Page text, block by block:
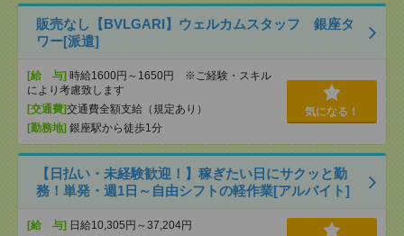
販売なし【BVLGARI】ウェルカムスタッフ 銀座タ
ワー[派遣]
[給 与] 時給1600円～1650円 ※ご経験・スキル
により考慮致します
[交通費]交通費全額支給（規定あり）
[勤務地] 銀座駅から徒歩1分
気になる！
【日払い・未経験歓迎！】稼ぎたい日にサクッと勤
務！単発・週1日～自由シフトの軽作業[アルバイト]
[給 与] 日給10,305円～37,204円